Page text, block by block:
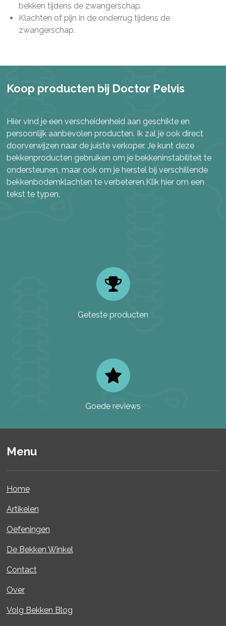
bekken tijdens de zwangerschap.
Klachten of pijn in de onderrug tijdens de
zwangerschap.
Koop producten bij Doctor Pelvis
Hier vind je een verscheidenheid aan geschikte en
persoonlijk aanbevolen producten. Ik zal je ook direct
doorverwijzen naar de juiste verkoper. Je kunt deze
bekkenproducten gebruiken om je bekkeninstabiliteit te
ondersteunen, maar ook om je herstel bij verschillende
bekkenbodemklachten te verbeteren.Klik hier om een
tekst te typen.
Geteste producten
Goede reviews
Menu
Home
Artikelen
Oefeningen
De Bekken Winkel
Contact
Over
Volg Bekken Blog